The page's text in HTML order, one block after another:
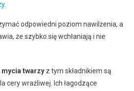
.
odpowiedni poziom nawilżenia, a
że szybko się wchłaniają i nie
twarzyz tym składnikiem są
cery wrażliwej. Ich łagodzące